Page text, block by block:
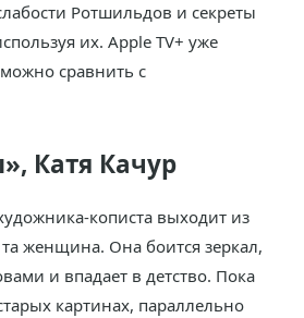
Ротшильдов и секреты
их. Apple TV+ уже
сравнить с
Катя Качур
кописта выходит из
женщина. Она боится зеркал,
и впадает в детство. Пока
картинах, параллельно